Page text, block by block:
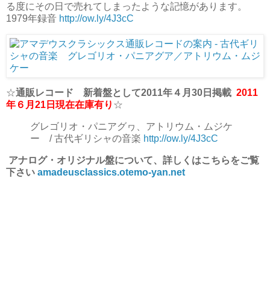
る度にその日で売れてしまったような記憶があります。
1979年録音 http://ow.ly/4J3cC
☆通販レコード 新着盤として2011年４月30日掲載 2011
年６月21日現在在庫有り ☆
グレゴリオ・パニアグヮ、アトリウム・ムジケ
ー / 古代ギリシャの音楽 http://ow.ly/4J3cC
アナログ・オリジナル盤について、詳しくはこちらをご覧
下さい amadeusclassics.otemo-yan.net